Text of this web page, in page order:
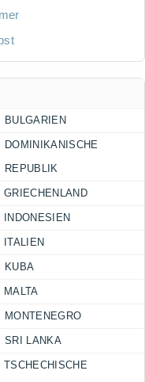
BULGARIEN
DOMINIKANISCHE
REPUBLIK
GRIECHENLAND
INDONESIEN
ITALIEN
KUBA
MALTA
MONTENEGRO
SRI LANKA
TSCHECHISCHE